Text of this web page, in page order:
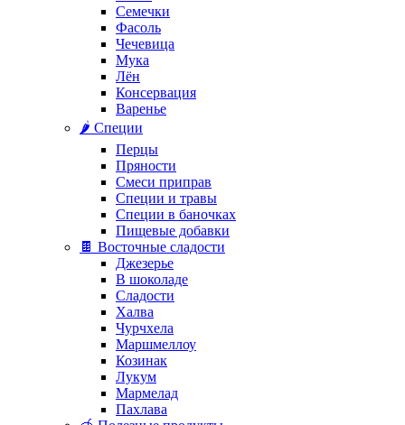
Семечки
Фасоль
Чечевица
Мука
Лён
Консервация
Варенье
🌶️ Специи
Перцы
Пряности
Смеси приправ
Специи и травы
Специи в баночках
Пищевые добавки
🍫 Восточные сладости
Джезерье
В шоколаде
Сладости
Халва
Чурчхела
Маршмеллоу
Козинак
Лукум
Мармелад
Пахлава